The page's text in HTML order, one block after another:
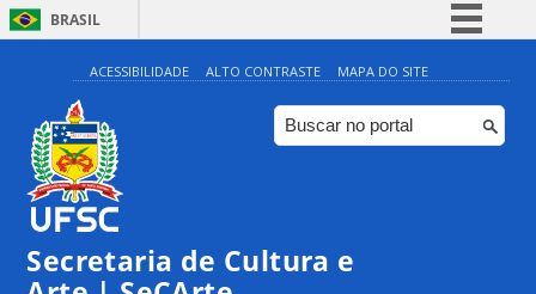
BRASIL
Simplifique!
Comunica BR
Participe
ACESSIBILIDADE ALTO CONTRASTE MAPA DO SITE
Secretaria de Cultura e